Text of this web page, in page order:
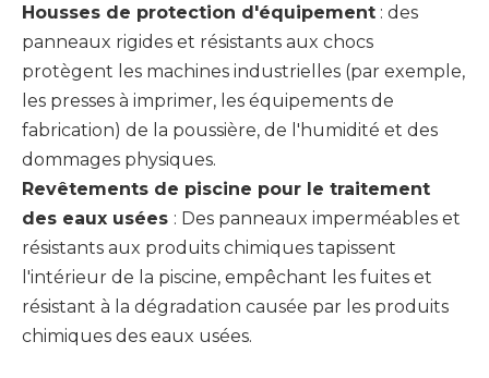
Housses de protection d'équipement : des
panneaux rigides et résistants aux chocs
protègent les machines industrielles (par exemple,
les presses à imprimer, les équipements de
fabrication) de la poussière, de l'humidité et des
dommages physiques.
Revêtements de piscine pour le traitement
des eaux usées : Des panneaux imperméables et
résistants aux produits chimiques tapissent
l'intérieur de la piscine, empêchant les fuites et
résistant à la dégradation causée par les produits
chimiques des eaux usées.